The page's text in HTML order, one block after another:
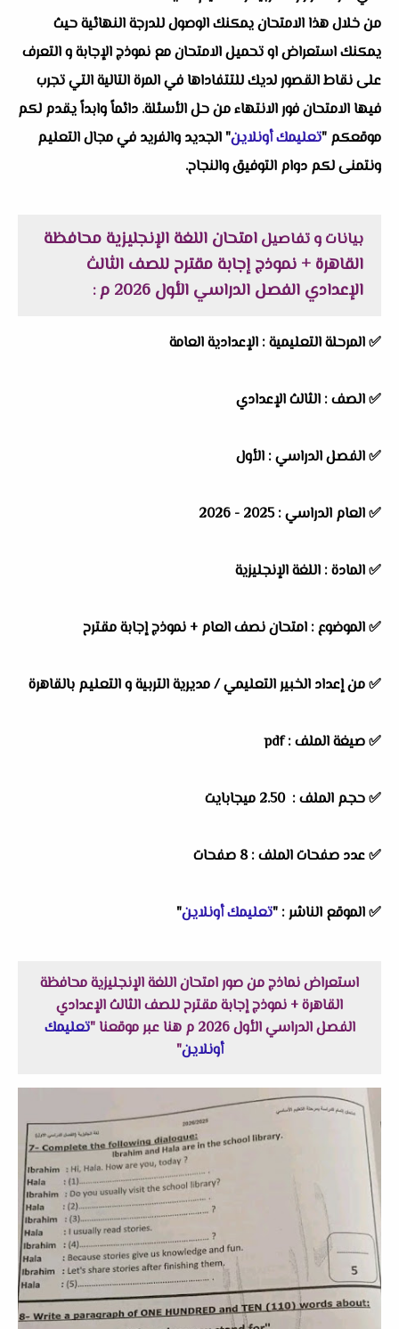
من خلال هذا الامتحان يمكنك الوصول للدرجة النهائية حيث
يمكنك استعراض او تحميل الامتحان مع نموذج الإجابة و التعرف
على نقاط القصور لديك للتتفاداها في المرة التالية التي تجرب
فيها الامتحان فور الانتهاء من حل الأسئلة. دائماً وابداً يقدم لكم
موقعكم "تعليمك أونلاين" الجديد والفريد في مجال التعليم
ونتمنى لكم دوام التوفيق والنجاح.
بيانات و تفاصيلامتحان اللغة الإنجليزية محافظة
القاهرة + نموذج إجابة مقترح للصف الثالث
الإعدادي الفصل الدراسي الأول 2026 م
:
✅المرحلة التعليمية : الإعدادية العامة
✅الصف : الثالث الإعدادي
✅الفصل الدراسي : الأول
✅العام الدراسي :2025 - 2026
✅المادة : اللغة الإنجليزية
✅الموضوع : امتحان نصف العام + نموذج إجابة مقترح
✅من إعداد الخبير التعليمي / مديرية التربية و التعليم بالقاهرة
✅ صيغة الملف : pdf
✅ حجم الملف : 2.50 ميجابايت
✅ عدد صفحات الملف : 8 صفحات
✅الموقع الناشر : "تعليمك أونلاين"
استعراض نماذج من صور امتحان اللغة الإنجليزية محافظة
القاهرة + نموذج إجابة مقترح للصف الثالث الإعدادي
الفصل الدراسي الأول 2026 م هنا عبر موقعنا "
تعليمك
أونلاين"